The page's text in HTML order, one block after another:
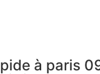
à paris